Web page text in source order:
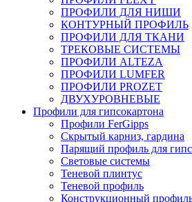
ПРОФИЛИ ДЛЯ НИШИ
КОНТУРНЫЙ ПРОФИЛЬ
ПРОФИЛИ ДЛЯ ТКАНИ
ТРЕКОВЫЕ СИСТЕМЫ
ПРОФИЛИ ALTEZA
ПРОФИЛИ LUMFER
ПРОФИЛИ PROZET
ДВУХУРОВНЕВЫЕ
Профили для гипсокартона
Профили FerGipps
Скрытый карниз, гардина
Парящий профиль для
Световые системы
Теневой плинтус
Теневой профиль
Конструкционный